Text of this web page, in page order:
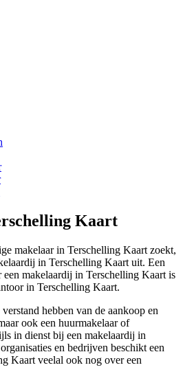
Kaart
makelaar in Terschelling Kaart zoekt,
in Terschelling Kaart uit. Een
makelaardij in Terschelling Kaart is
in Terschelling Kaart.
hebben van de aankoop en
ook een huurmakelaar of
in dienst bij een makelaardij in
en bedrijven beschikt een
Kaart veelal ook nog over een